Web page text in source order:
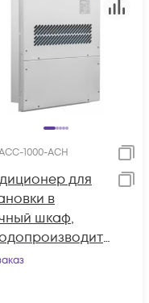
1000-АСH
для
в
шкаф,
1000Вт, со